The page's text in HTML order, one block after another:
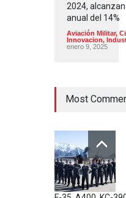
2024,
anual del 14%
Aviación Militar,
Innovacion,
enero 9, 2025
Most